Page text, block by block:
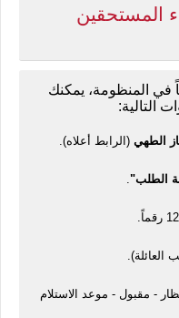
المستحقين
في المنظومة، يمكنك
التالية:
الطهي (الرابط أعلاه).
الطلب".
العائلة).
- مقبول - موعد الاستلام